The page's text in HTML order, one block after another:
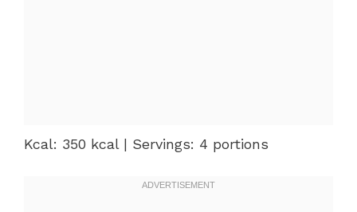
Kcal: 350 kcal | Servings: 4 portions